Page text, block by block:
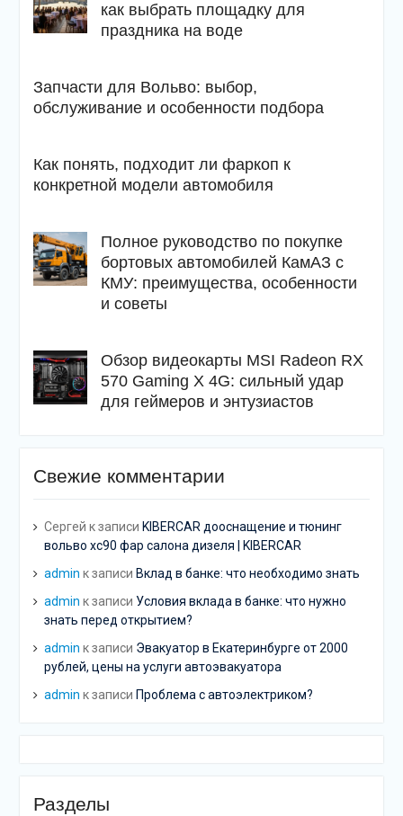
как выбрать площадку для
праздника на воде
Запчасти для Вольво: выбор,
обслуживание и особенности подбора
Как понять, подходит ли фаркоп к
конкретной модели автомобиля
Полное руководство по покупке
бортовых автомобилей КамАЗ с
КМУ: преимущества, особенности
и советы
Обзор видеокарты MSI Radeon RX
570 Gaming X 4G: сильный удар
для геймеров и энтузиастов
Свежие комментарии
Сергей к записи KIBERCAR дооснащение и тюнинг
вольво хс90 фар салона дизеля | KIBERCAR
admin к записи Вклад в банке: что необходимо знать
admin к записи Условия вклада в банке: что нужно
знать перед открытием?
admin к записи Эвакуатор в Екатеринбурге от 2000
рублей, цены на услуги автоэвакуатора
admin к записи Проблема с автоэлектриком?
Разделы